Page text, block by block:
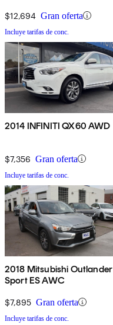
$12,694 Gran oferta
Incluye tarifas de conc.
2014 INFINITI QX60 AWD
$7,356 Gran oferta
Incluye tarifas de conc.
2018 Mitsubishi Outlander
Sport ES AWC
$7,895 Gran oferta
Incluye tarifas de conc.